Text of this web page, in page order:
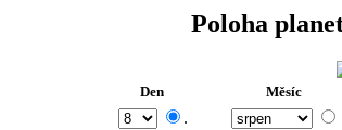
Poloha
Den Měsíc
.